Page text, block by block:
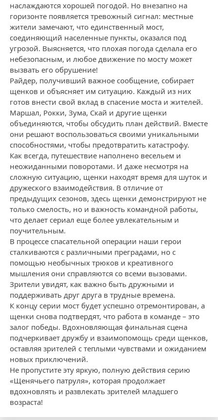
наслаждаются хорошей погодой. Но внезапно на
горизонте появляется тревожный сигнал: местные
жители замечают, что единственный мост,
соединяющий населенные пункты, оказался под
угрозой. Выясняется, что плохая погода сделала его
небезопасным, и любое движение по мосту может
вызвать его обрушение!
Райдер, получивший важное сообщение, собирает
щенков и объясняет им ситуацию. Каждый из них
готов внести свой вклад в спасение моста и жителей.
Маршал, Рокки, Зума, Скай и другие щенки
объединяются, чтобы обсудить план действий. Вместе
они решают воспользоваться своими уникальными
способностями, чтобы предотвратить катастрофу.
Как всегда, путешествие наполнено весельем и
неожиданными поворотами. И даже несмотря на
сложную ситуацию, щенки находят время для шуток и
дружеского взаимодействия. В отличие от
предыдущих сезонов, здесь щенки демонстрируют не
только смелость, но и важность командной работы,
что делает сериал еще более увлекательным и
поучительным.
В процессе спасательной операции наши герои
сталкиваются с различными преградами, но с
помощью необычных трюков и креативного
мышления они справляются со всеми вызовами.
Зрители увидят, как важно быть дружными и
поддерживать друг друга в трудные времена.
К концу серии мост будет успешно отремонтирован, а
щенки снова подтвердят, что работа в команде – это
залог победы. Вдохновляющая финальная сцена
подчеркивает дружбу и взаимопомощь среди щенков,
оставляя зрителей с теплыми чувствами и ожиданием
новых приключений.
Не пропустите эту яркую, полную действия серию
«Щенячьего патруля», которая продолжает
вдохновлять и развлекать зрителей младшего
возраста!